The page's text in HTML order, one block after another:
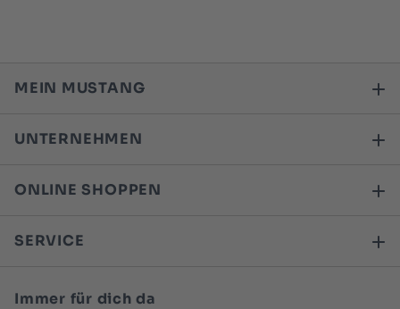
MEIN MUSTANG
UNTERNEHMEN
ONLINE SHOPPEN
SERVICE
Immer für dich da